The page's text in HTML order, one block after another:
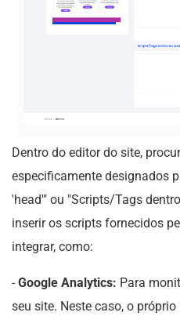
Dentro do editor do site,
especificamente designados
'head'" ou "Scripts/Tags
inserir os scripts fornecidos
integrar, como:
- Google Analytics: Para
seu site. Neste caso, o